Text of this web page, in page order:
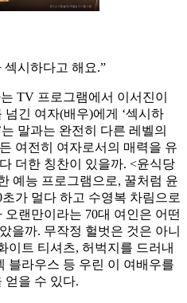
시하다고 해요.”
TV 프로그램에서 이서진이
긴 여자(배우)에게 ‘섹시하
말과는 완전히 다른 레벨의
여전히 여자로서의 매력을 유
더한 칭찬이 있을까. <윤식당
예능 프로그램으로, 꿀처럼 윤
가 멀다 하고 수영복 차림으로
랜만이라는 70대 여인은 어떤
을까. 무작정 헐벗은 것은 아니
이트 티셔츠, 허벅지를 드러내
블라우스 등 우린 이 여배우를
얻을 수 있다.